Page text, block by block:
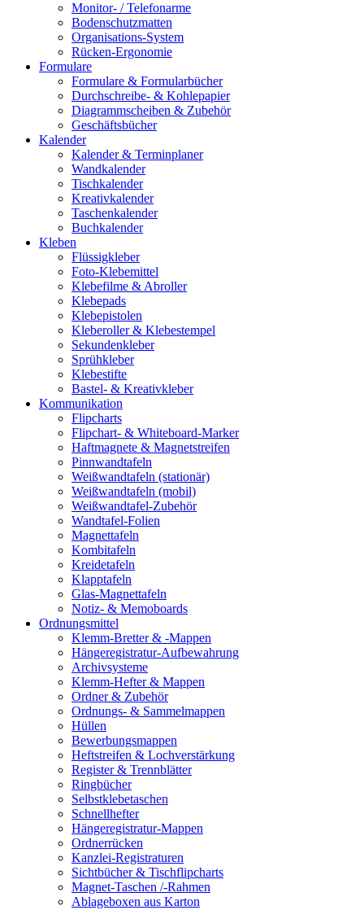
Monitor- / Telefonarme
Bodenschutzmatten
Organisations-System
Rücken-Ergonomie
Formulare
Formulare & Formularbücher
Durchschreibe- & Kohlepapier
Diagrammscheiben & Zubehör
Geschäftsbücher
Kalender
Kalender & Terminplaner
Wandkalender
Tischkalender
Kreativkalender
Taschenkalender
Buchkalender
Kleben
Flüssigkleber
Foto-Klebemittel
Klebefilme & Abroller
Klebepads
Klebepistolen
Kleberoller & Klebestempel
Sekundenkleber
Sprühkleber
Klebestifte
Bastel- & Kreativkleber
Kommunikation
Flipcharts
Flipchart- & Whiteboard-Marker
Haftmagnete & Magnetstreifen
Pinnwandtafeln
Weißwandtafeln (stationär)
Weißwandtafeln (mobil)
Weißwandtafel-Zubehör
Wandtafel-Folien
Magnettafeln
Kombitafeln
Kreidetafeln
Klapptafeln
Glas-Magnettafeln
Notiz- & Memoboards
Ordnungsmittel
Klemm-Bretter & -Mappen
Hängeregistratur-Aufbewahrung
Archivsysteme
Klemm-Hefter & Mappen
Ordner & Zubehör
Ordnungs- & Sammelmappen
Hüllen
Bewerbungsmappen
Heftstreifen & Lochverstärkung
Register & Trennblätter
Ringbücher
Selbstklebetaschen
Schnellhefter
Hängeregistratur-Mappen
Ordnerrücken
Kanzlei-Registraturen
Sichtbücher & Tischflipcharts
Magnet-Taschen /-Rahmen
Ablageboxen aus Karton